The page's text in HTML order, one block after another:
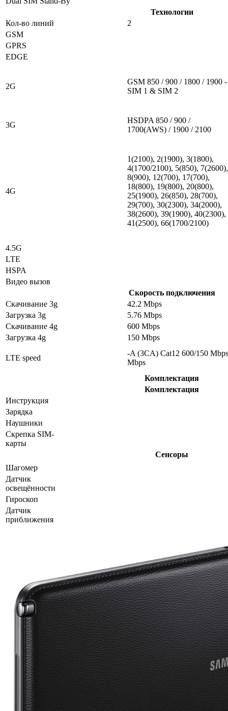
Технологии
Кол-во линий
2
GSM
GPRS
EDGE
2G
GSM 850 / 900 / 1800 / 1900 -
SIM 1 & SIM 2
3G
HSDPA 850 / 900 /
1700(AWS) / 1900 / 2100
4G
1(2100), 2(1900), 3(1800),
4(1700/2100), 5(850), 7(2600),
8(900), 12(700), 17(700),
18(800), 19(800), 20(800),
25(1900), 26(850), 28(700),
29(700), 30(2300), 34(2000),
38(2600), 39(1900), 40(2300),
41(2500), 66(1700/2100)
4.5G
LTE
HSPA
Видео вызов
Скорость подключения
Скачивание 3g
42.2 Mbps
Загрузка 3g
5.76 Mbps
Скачивание 4g
600 Mbps
Загрузка 4g
150 Mbps
LTE speed
-A (3CA) Cat12 600/150 Mbps
Mbps
Комплектация
Комплектация
Инструкция
Зарядка
Наушники
Скрепка SIM-
карты
Сенсоры
Шагомер
Датчик
освещённости
Гироскоп
Датчик
приближения